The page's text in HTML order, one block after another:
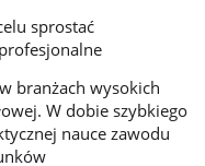
sprostać
branżach wysokich
W dobie szybkiego
nauce zawodu